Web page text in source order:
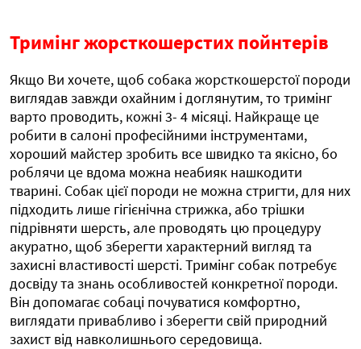
Тримінг жорсткошерстих пойнтерів
Якщо Ви хочете, щоб собака жорсткошерстої породи
виглядав завжди охайним і доглянутим, то тримінг
варто проводить, кожні 3- 4 місяці. Найкраще це
робити в салоні професійними інструментами,
хороший майстер зробить все швидко та якісно, бо
роблячи це вдома можна неабияк нашкодити
тварині. Собак цієї породи не можна стригти, для них
підходить лише гігієнічна стрижка, або трішки
підрівняти шерсть, але проводять цю процедуру
акуратно, щоб зберегти характерний вигляд та
захисні властивості шерсті. Тримінг собак потребує
досвіду та знань особливостей конкретної породи.
Він допомагає собаці почуватися комфортно,
виглядати привабливо і зберегти свій природний
захист від навколишнього середовища.